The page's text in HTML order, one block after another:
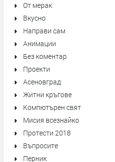
От мерак
Вкусно
Направи сам
Анимации
Без коментар
Проекти
Асеновград
Житни кръгове
Компютърен свят
Мисия всезнайко
Протести 2018
Въпросите
Перник